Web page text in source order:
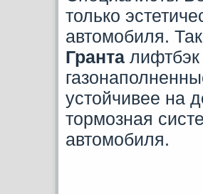
только
автомобиля.
Гранта
устойчивее на
тормозная
автомобиля.